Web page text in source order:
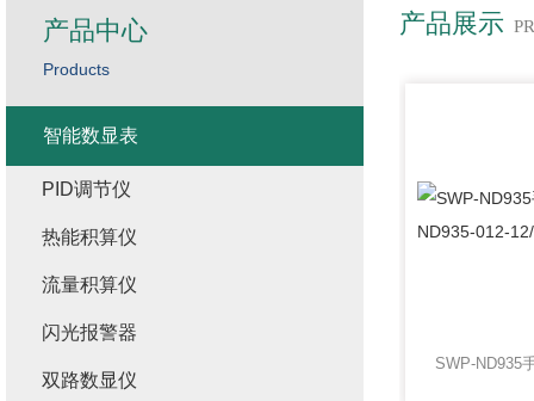
产品展示
产品中心
Products
智能数显表
PID调节仪
热能积算仪
流量积算仪
闪光报警器
双路数显仪